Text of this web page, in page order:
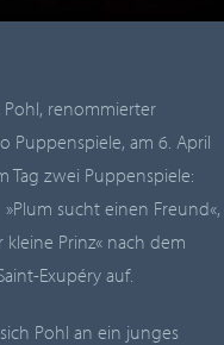
Pohl, renommierter
Puppenspiele, am 6. April
zwei Puppenspiele:
sucht einen Freund«,
Prinz« nach dem
Exupéry auf.
Pohl an ein junges